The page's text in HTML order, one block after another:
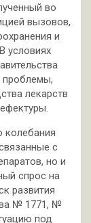
во
вызовов,
и
условиях
проблемы,
лекарств
колебания
с
но и
спрос на
развития
№ 1771, №
под